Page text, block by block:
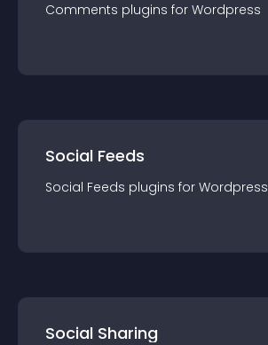
Comments plugins for Wordpress
Social Feeds
Social Feeds plugins for Wordpress
Social Sharing